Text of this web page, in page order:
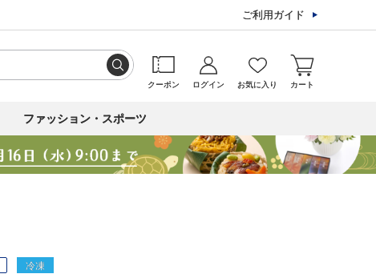
ご利用ガイド
クーポン ログイン お気に入り カート
ファッション・スポーツ
冷凍